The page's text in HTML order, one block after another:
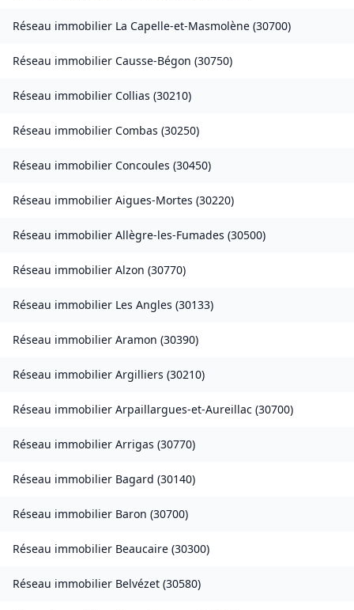
Réseau immobilier La Capelle-et-Masmolène (30700)
Réseau immobilier Causse-Bégon (30750)
Réseau immobilier Collias (30210)
Réseau immobilier Combas (30250)
Réseau immobilier Concoules (30450)
Réseau immobilier Aigues-Mortes (30220)
Réseau immobilier Allègre-les-Fumades (30500)
Réseau immobilier Alzon (30770)
Réseau immobilier Les Angles (30133)
Réseau immobilier Aramon (30390)
Réseau immobilier Argilliers (30210)
Réseau immobilier Arpaillargues-et-Aureillac (30700)
Réseau immobilier Arrigas (30770)
Réseau immobilier Bagard (30140)
Réseau immobilier Baron (30700)
Réseau immobilier Beaucaire (30300)
Réseau immobilier Belvézet (30580)